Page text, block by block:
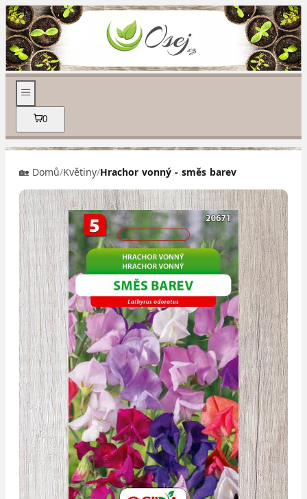
0
🏡 Domů/Květiny/Hrachor vonný - směs barev